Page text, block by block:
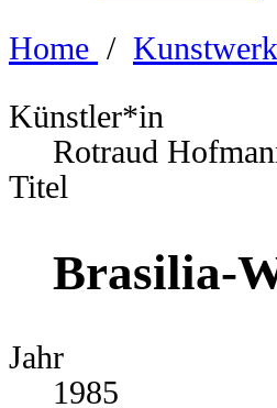
Home /
Künstler*in
Rotraud
Titel
Brasilia-
Jahr
1985